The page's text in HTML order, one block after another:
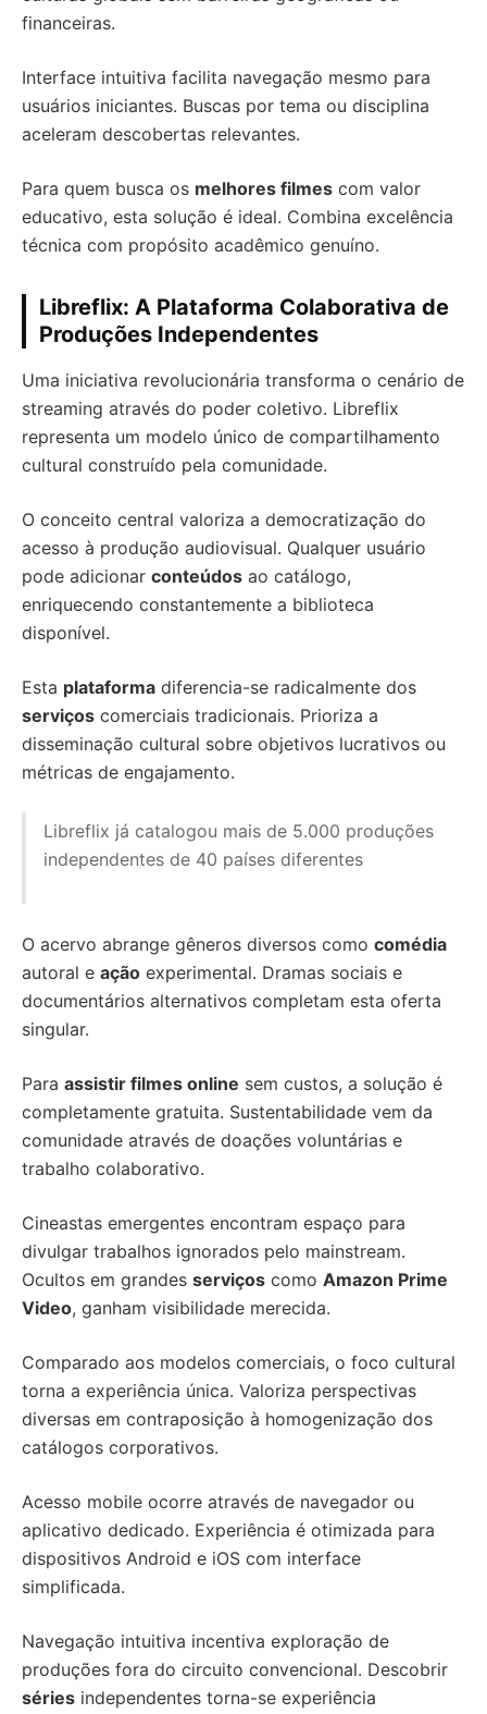
financeiras.
Interface intuitiva facilita navegação mesmo para
usuários iniciantes. Buscas por tema ou disciplina
aceleram descobertas relevantes.
Para quem busca os melhores filmes com valor
educativo, esta solução é ideal. Combina excelência
técnica com propósito acadêmico genuíno.
Libreflix: A Plataforma Colaborativa de
Produções Independentes
Uma iniciativa revolucionária transforma o cenário de
streaming através do poder coletivo. Libreflix
representa um modelo único de compartilhamento
cultural construído pela comunidade.
O conceito central valoriza a democratização do
acesso à produção audiovisual. Qualquer usuário
pode adicionar conteúdos ao catálogo,
enriquecendo constantemente a biblioteca
disponível.
Esta plataforma diferencia-se radicalmente dos
serviços comerciais tradicionais. Prioriza a
disseminação cultural sobre objetivos lucrativos ou
métricas de engajamento.
Libreflix já catalogou mais de 5.000 produções
independentes de 40 países diferentes
O acervo abrange gêneros diversos como comédia
autoral e ação experimental. Dramas sociais e
documentários alternativos completam esta oferta
singular.
Para assistir filmes online sem custos, a solução é
completamente gratuita. Sustentabilidade vem da
comunidade através de doações voluntárias e
trabalho colaborativo.
Cineastas emergentes encontram espaço para
divulgar trabalhos ignorados pelo mainstream.
Ocultos em grandes serviços como Amazon Prime
Video, ganham visibilidade merecida.
Comparado aos modelos comerciais, o foco cultural
torna a experiência única. Valoriza perspectivas
diversas em contraposição à homogenização dos
catálogos corporativos.
Acesso mobile ocorre através de navegador ou
aplicativo dedicado. Experiência é otimizada para
dispositivos Android e iOS com interface
simplificada.
Navegação intuitiva incentiva exploração de
produções fora do circuito convencional. Descobrir
séries independentes torna-se experiência